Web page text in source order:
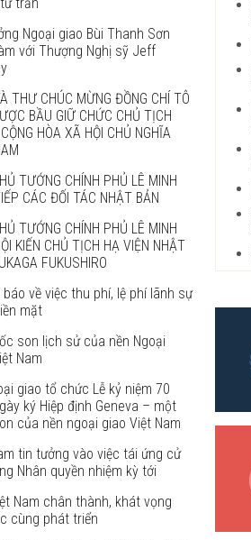
Ngoại giao Bùi Thanh Sơn
với Thượng Nghị sỹ Jeff
THƯ CHÚC MỪNG ĐỒNG CHÍ TÔ
BẦU GIỮ CHỨC CHỦ TỊCH
HÒA XÃ HỘI CHỦ NGHĨA
TƯỚNG CHÍNH PHỦ LÊ MINH
CÁC ĐỐI TÁC NHẬT BẢN
TƯỚNG CHÍNH PHỦ LÊ MINH
KIẾN CHỦ TỊCH HẠ VIỆN NHẬT
FUKUSHIRO
về việc thu phí, lệ phí lãnh sự
mặt
son lịch sử của nền Ngoại
Nam
giao tổ chức Lễ kỷ niệm 70
ký Hiệp định Geneva – một
của nền ngoại giao Việt Nam
tin tưởng vào việc tái ứng cử
Nhân quyền nhiệm kỳ tới
Nam chân thành, khát vọng
cùng phát triển